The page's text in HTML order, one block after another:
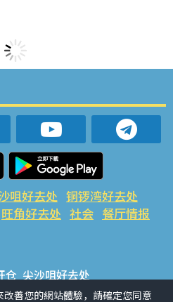
咀好去处 铜锣湾好去处
旺角好去处 社会 餐厅情报
仓 尖沙咀好去处
荃湾好去处 旺角好去处 社会
善您的網站體驗，請確定您同意